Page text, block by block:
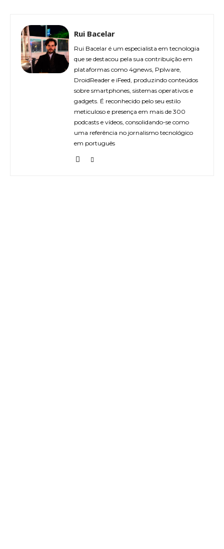
Rui Bacelar
Rui Bacelar é um especialista em tecnologia
que se destacou pela sua contribuição em
plataformas como 4gnews, Pplware,
DroidReader e iFeed, produzindo conteúdos
sobre smartphones, sistemas operativos e
gadgets. É reconhecido pelo seu estilo
meticuloso e presença em mais de 300
podcasts e vídeos, consolidando-se como
uma referência no jornalismo tecnológico
em português